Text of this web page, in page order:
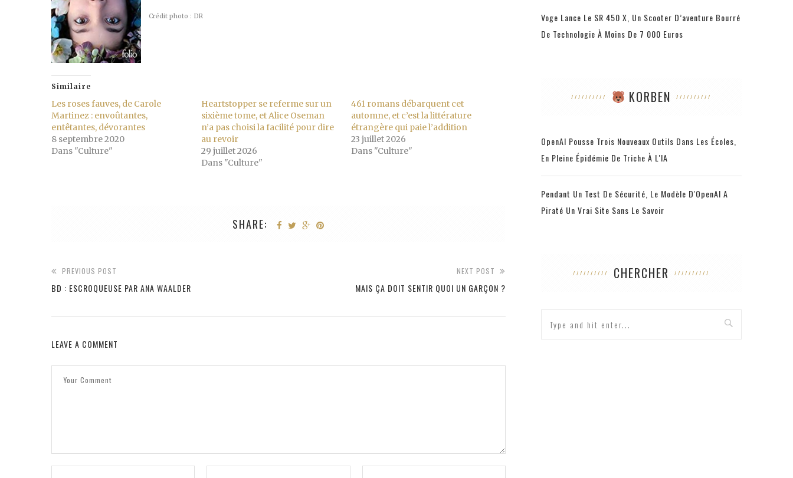
Crédit photo : DR
Similaire
Les roses fauves, de Carole
Martinez : envoûtantes,
entêtantes, dévorantes
8 septembre 2020
Dans "Culture"
Heartstopper se referme sur un
sixième tome, et Alice Oseman
n’a pas choisi la facilité pour dire
au revoir
29 juillet 2026
Dans "Culture"
461 romans débarquent cet
automne, et c’est la littérature
étrangère qui paie l’addition
23 juillet 2026
Dans "Culture"
SHARE:
PREVIOUS POST
BD : ESCROQUEUSE PAR ANA WAALDER
NEXT POST
MAIS ÇA DOIT SENTIR QUOI UN GARÇON ?
LEAVE A COMMENT
Voge Lance Le SR 450 X, Un Scooter D’aventure Bourré
De Technologie À Moins De 7 000 Euros
KORBEN
OpenAI Pousse Trois Nouveaux Outils Dans Les Écoles,
En Pleine Épidémie De Triche À L'IA
Pendant Un Test De Sécurité, Le Modèle D'OpenAI A
Piraté Un Vrai Site Sans Le Savoir
CHERCHER